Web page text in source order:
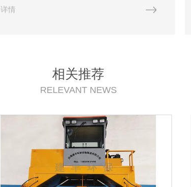
显着现代农业的绿色转型力量。有机肥生产线的核
详情
相关推荐
RELEVANT NEWS